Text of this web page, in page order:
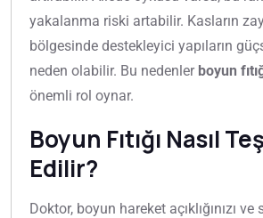
yakalanma riski artabilir. Kasların
bölgesinde destekleyici yapıların
neden olabilir. Bu nedenlerboyun
önemli rol oynar.
Boyun Fıtığı Nasıl
Edilir?
Doktor, boyun hareket açıklığınızı